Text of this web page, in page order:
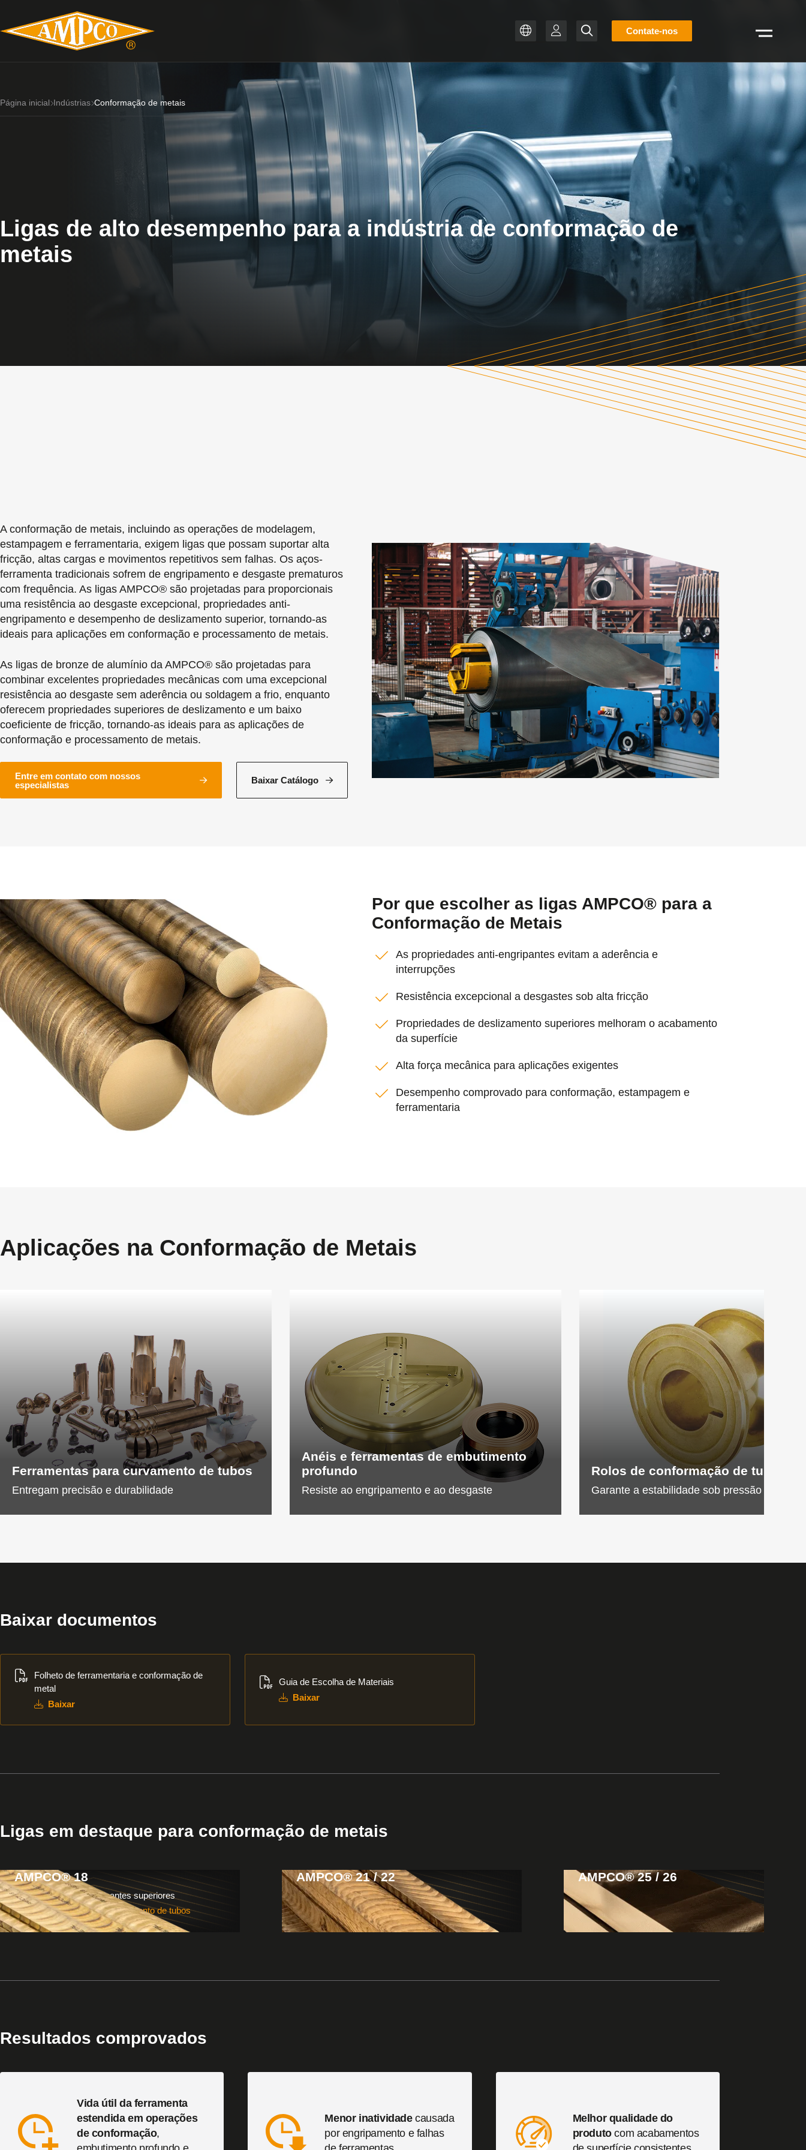
EN
DE
Lista
estoque
Pesquisar
Contate-nos
Página inicial Indústrias Conformação de metais
Ligas de alto desempenho para a indústria de conformação de
metais
A conformação de metais, incluindo as operações de modelagem,
estampagem e ferramentaria, exigem ligas que possam suportar alta
fricção, altas cargas e movimentos repetitivos sem falhas. Os aços-
ferramenta tradicionais sofrem de engripamento e desgaste prematuros
com frequência. As ligas AMPCO® são projetadas para proporcionais
uma resistência ao desgaste excepcional, propriedades anti-
engripamento e desempenho de deslizamento superior, tornando-as
ideais para aplicações em conformação e processamento de metais.
As ligas de bronze de alumínio da AMPCO® são projetadas para
combinar excelentes propriedades mecânicas com uma excepcional
resistência ao desgaste sem aderência ou soldagem a frio, enquanto
oferecem propriedades superiores de deslizamento e um baixo
coeficiente de fricção, tornando-as ideais para as aplicações de
conformação e processamento de metais.
Entre em contato com nossos
especialistas
Baixar Catálogo
Por que escolher as ligas AMPCO® para a
Conformação de Metais
As propriedades anti-engripantes evitam a aderência e
interrupções
Resistência excepcional a desgastes sob alta fricção
Propriedades de deslizamento superiores melhoram o acabamento
da superfície
Alta força mecânica para aplicações exigentes
Desempenho comprovado para conformação, estampagem e
ferramentaria
Aplicações na Conformação de Metais
Ferramentas para curvamento de tubos
Entregam precisão e durabilidade
Anéis e ferramentas de embutimento
profundo
Resiste ao engripamento e ao desgaste
Rolos de conformação de tubos
Garante a estabilidade sob pressão
Baixar documentos
Folheto de ferramentaria e conformação de
metal
Baixar
Guia de Escolha de Materiais
Baixar
Ligas em destaque para conformação de metais
View
Products
AMPCO® 18
Propriedades anti-engripantes superiores
Uso: Ferramentas para curvamento de tubos
View
Products
AMPCO® 21 / 22
Alta tenacidade e força
Uso: Ferramentas e rolos de conformação
View
Products
AMPCO® 25 / 26
Durabilidade extrema
Uso: Aplicações de conformação pesada
Resultados comprovados
Vida útil da ferramenta
estendida em operações
de conformação,
Menor inatividadecausada
por engripamento e falhas
Melhor qualidade do
produtocom acabamentos